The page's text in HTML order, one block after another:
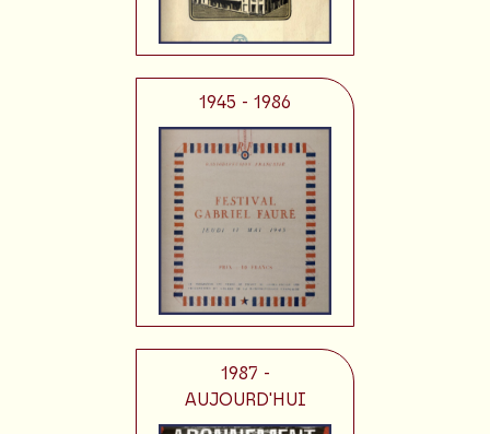
1945 - 1986
1987 -
AUJOURD'HUI